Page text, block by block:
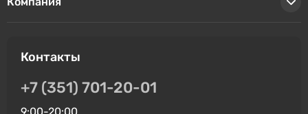
Контакты
+7 (351) 701-20-01